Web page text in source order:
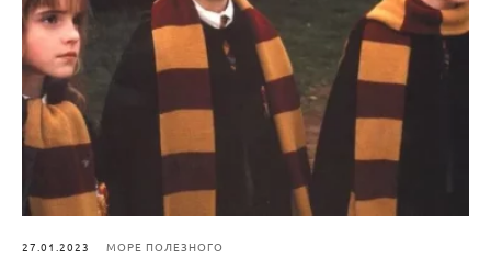
27.01.2023 МОРЕ ПОЛЕЗНОГО